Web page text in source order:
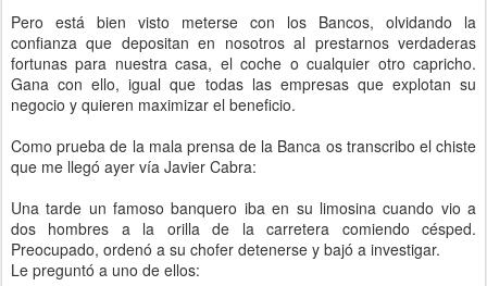
Pero está bien visto meterse con los Bancos, olvidando la
confianza que depositan en nosotros al prestarnos verdaderas
fortunas para nuestra casa, el coche o cualquier otro capricho.
Gana con ello, igual que todas las empresas que explotan su
negocio y quieren maximizar el beneficio.
Como prueba de la mala prensa de la Banca os transcribo el chiste
que me llegó ayer vía Javier Cabra:
Una tarde un famoso banquero iba en su limosina cuando vio a
dos hombres a la orilla de la carretera comiendo césped.
Preocupado, ordenó a su chofer detenerse y bajó a investigar.
Le preguntó a uno de ellos: